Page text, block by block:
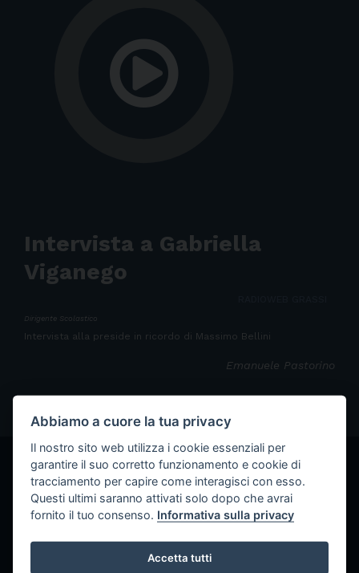
Intervista a Gabriella
Viganego
Dirigente Scolastico
Intervista alla preside in ricordo di Massimo Bellini
Emanuele Pastorino
LE ALTRE INTERVISTE DI RADIOWEB
GRASSI
play_circle_filled
Intervista a Rosanna Lavagna, Carla
Ivaldi
CATEGORIA: SCUOLA
Abbiamo a cuore la tua privacy
Il nostro sito web utilizza i cookie essenziali per
garantire il suo corretto funzionamento e cookie di
tracciamento per capire come interagisci con esso.
Questi ultimi saranno attivati solo dopo che avrai
fornito il tuo consenso. Informativa sulla privacy
Accetta tutti